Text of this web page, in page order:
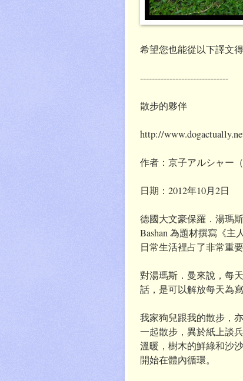
希望您也能從以下譯文
------------------------------
散步的夥伴
http://
作者：京子アルシャー（
日期：2012年10月2日
德國大文豪保羅．湯瑪
Bashan 為題材撰寫《主
日常生活裡占了非常重要
對湯瑪斯．曼來說，每
話，是可以解放每天為
我家狗兒跟我的散步，
一起散步，異於紙上談
溫暖，樹木的鮮綠和沙
開始在體內循環。